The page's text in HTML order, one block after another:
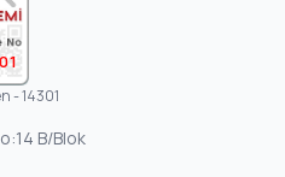
- 14301
B/Blok